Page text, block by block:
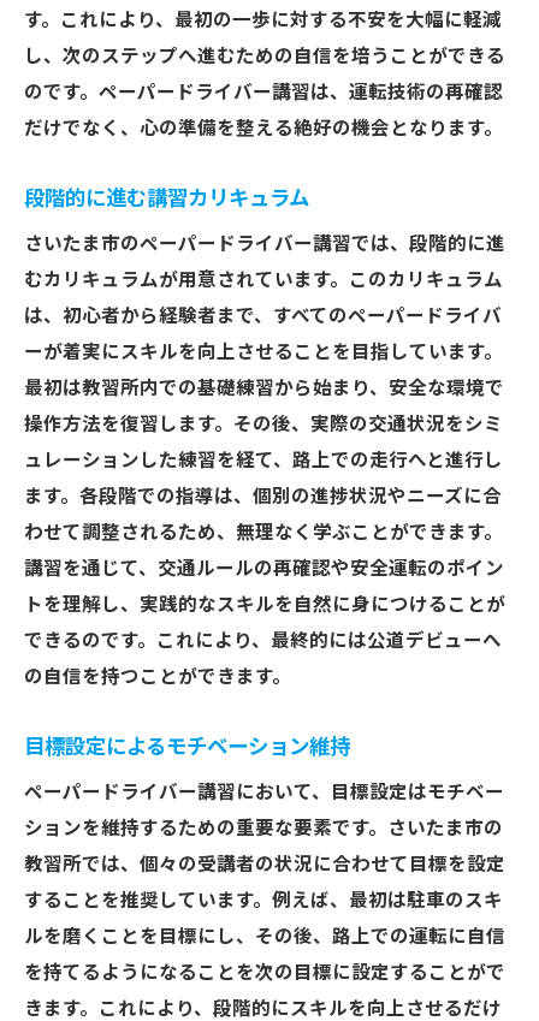
す。これにより、最初の一歩に対する不安を大幅に軽減
し、次のステップへ進むための自信を培うことができる
のです。ペーパードライバー講習は、運転技術の再確認
だけでなく、心の準備を整える絶好の機会となります。
段階的に進む講習カリキュラム
さいたま市のペーパードライバー講習では、段階的に進
むカリキュラムが用意されています。このカリキュラム
は、初心者から経験者まで、すべてのペーパードライバ
ーが着実にスキルを向上させることを目指しています。
最初は教習所内での基礎練習から始まり、安全な環境で
操作方法を復習します。その後、実際の交通状況をシミ
ュレーションした練習を経て、路上での走行へと進行し
ます。各段階での指導は、個別の進捗状況やニーズに合
わせて調整されるため、無理なく学ぶことができます。
講習を通じて、交通ルールの再確認や安全運転のポイン
トを理解し、実践的なスキルを自然に身につけることが
できるのです。これにより、最終的には公道デビューへ
の自信を持つことができます。
目標設定によるモチベーション維持
ペーパードライバー講習において、目標設定はモチベー
ションを維持するための重要な要素です。さいたま市の
教習所では、個々の受講者の状況に合わせて目標を設定
することを推奨しています。例えば、最初は駐車のスキ
ルを磨くことを目標にし、その後、路上での運転に自信
を持てるようになることを次の目標に設定することがで
きます。これにより、段階的にスキルを向上させるだけ